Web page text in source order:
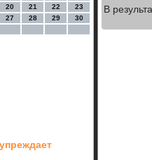
20 21 22
23
27 28 29
30
В